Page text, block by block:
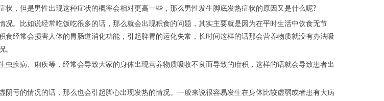
状，但是男性出现这种症状的概率会相对更高一些，那么男性发生脚底发热症状的原因又是什么呢?
况。比如说经常吃饭吃很多的话，那么就会出现积食的问题，其实主要就是因为在平时生活中饮食无节
食经常会损害人体的胃肠道消化功能，引起脾胃的运化失常，长时间这样的话那会营养物质就没有办法吸
。
虫疾病、痢疾等，经常会导致大家的身体出现营养物质吸收不良而导致的疳积，这样的话就会导致患者出
阴亏的情况的话，那么也会引起脚心出现发热的情况。一般来说很容易发生在身体比较虚弱或者患有大病